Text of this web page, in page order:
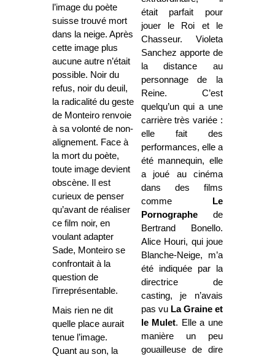
l’image du poète
suisse trouvé mort
dans la neige. Après
cette image plus
aucune autre n’était
possible. Noir du
refus, noir du deuil,
la radicalité du geste
de Monteiro renvoie
à sa volonté de non-
alignement. Face à
la mort du poète,
toute image devient
obscène. Il est
curieux de penser
qu’avant de réaliser
ce film noir, en
voulant adapter
Sade, Monteiro se
confrontait à la
question de
l’irreprésentable.
Mais rien ne dit
quelle place aurait
tenue l’image.
Quant au son, la
était parfait pour
jouer le Roi et le
Chasseur. Violeta
Sanchez apporte de
la distance au
personnage de la
Reine. C’est
quelqu’un qui a une
carrière très variée :
elle fait des
performances, elle a
été mannequin, elle
a joué au cinéma
dans des films
comme
Le
Pornographede
Bertrand Bonello.
Alice Houri, qui joue
Blanche-Neige, m’a
été indiquée par la
directrice de
casting, je n’avais
pas vu La Graineet
le Mulet. Elle a une
manière un peu
gouailleuse de dire